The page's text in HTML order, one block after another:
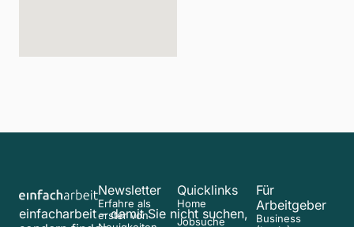
einfacharbeit – damit Sie nicht suchen,
Quicklinks
Home
Jobsuche
Für
Arbeitgeber
Business
Newsletter
Erfahre als
erster von